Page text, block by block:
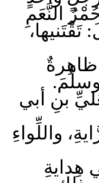
النَّعَمِ
بنِ أبي
واللِّواءِ